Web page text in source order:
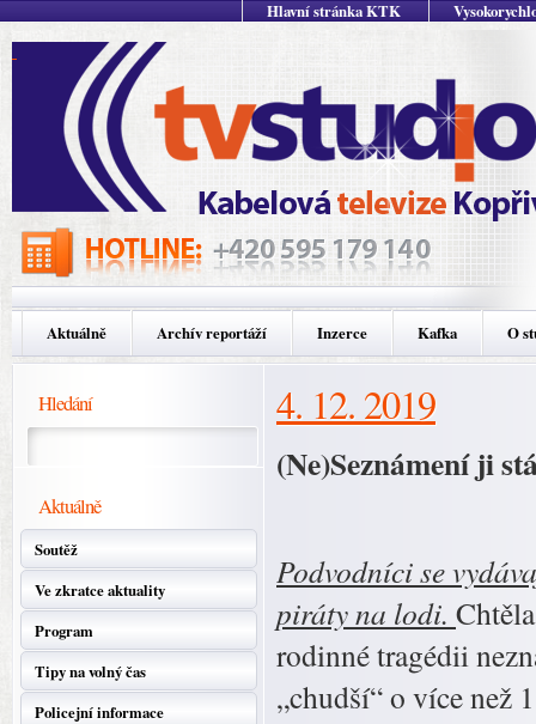
Hlavní stránka KTK
Aktuálně Archív reportáží Inzerce Kafka O
Hledání
Aktuálně
Soutěž
Ve zkratce aktuality
Program
Tipy na volný čas
Policejní informace
4. 12. 2019
(Ne)Seznámení ji
Podvodníci se
piráty na lodi.
rodinné tragédii
„chudší“ o více než